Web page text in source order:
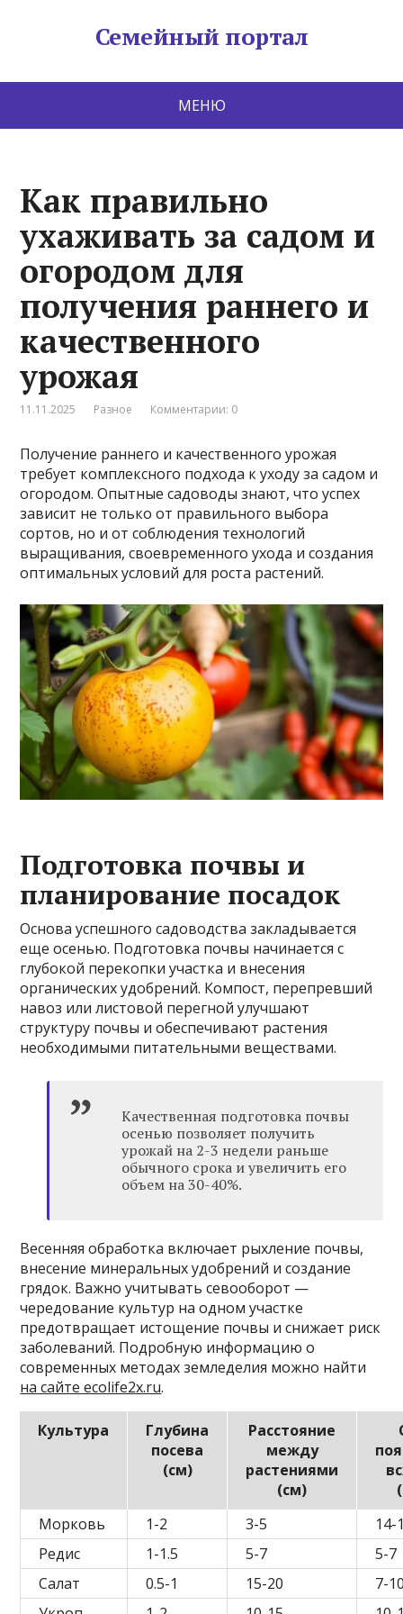
Семейный портал
МЕНЮ
Как правильно
ухаживать за садом и
огородом для
получения раннего и
качественного
урожая
11.11.2025 Разное Комментарии: 0
Получение раннего и качественного урожая
требует комплексного подхода к уходу за садом и
огородом. Опытные садоводы знают, что успех
зависит не только от правильного выбора
сортов, но и от соблюдения технологий
выращивания, своевременного ухода и создания
оптимальных условий для роста растений.
Подготовка почвы и
планирование посадок
Основа успешного садоводства закладывается
еще осенью. Подготовка почвы начинается с
глубокой перекопки участка и внесения
органических удобрений. Компост, перепревший
навоз или листовой перегной улучшают
структуру почвы и обеспечивают растения
необходимыми питательными веществами.
Качественная подготовка почвы
осенью позволяет получить
урожай на 2-3 недели раньше
обычного срока и увеличить его
объем на 30-40%.
Весенняя обработка включает рыхление почвы,
внесение минеральных удобрений и создание
грядок. Важно учитывать севооборот —
чередование культур на одном участке
предотвращает истощение почвы и снижает риск
заболеваний. Подробную информацию о
современных методах земледелия можно найти
на сайте ecolife2x.ru.
Культура
Глубина
посева
(см)
Расстояние
между
растениями
(см)
Морковь
1-2 3-5
14-
Редис
1-1.5 5-7
5-7
Салат
0.5-1 15-20
7-